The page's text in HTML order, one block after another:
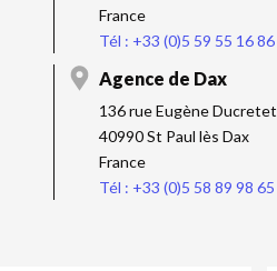
France
Tél : +33 (0)5 59 55 16 86
Agence de Dax
136 rue Eugène Ducretet
40990 St Paul lès Dax
France
Tél : +33 (0)5 58 89 98 65